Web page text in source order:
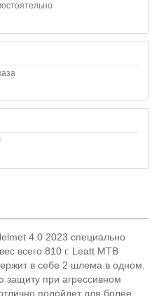
4.0 2023 специально
всего 810 г. Leatt MTB
в себе 2 шлема в одном.
при агрессивном
подойдет для более